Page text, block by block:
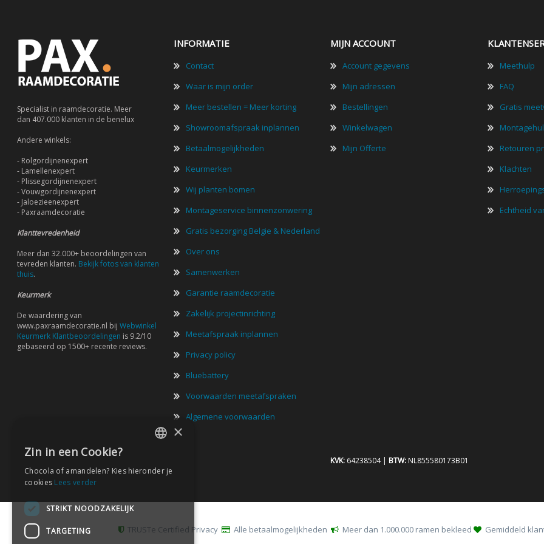
Specialist in raamdecoratie. Meer
dan 407.000 klanten in de benelux
Andere winkels:
- Rolgordijnenexpert
- Lamellenexpert
- Plissegordijnenexpert
- Vouwgordijnenexpert
- Jaloezieenexpert
- Paxraamdecoratie
Klanttevredenheid
Meer dan 32.000+ beoordelingen van
tevreden klanten. Bekijk fotos van klanten
thuis.
Keurmerk
De waardering van
www.paxraamdecoratie.nl bij Webwinkel
Keurmerk Klantbeoordelingen is 9.2/10
gebaseerd op 1500+ recente reviews.
INFORMATIE
Contact
Waar is mijn order
Meer bestellen = Meer korting
Showroomafspraak inplannen
Betaalmogelijkheden
Keurmerken
Wij planten bomen
Montageservice binnenzonwering
Gratis bezorging Belgie & Nederland
Over ons
Samenwerken
Garantie raamdecoratie
Zakelijk projectinrichting
Meetafspraak inplannen
Privacy policy
Bluebattery
Voorwaarden meetafspraken
Algemene voorwaarden
MIJN ACCOUNT
Account gegevens
Mijn adressen
Bestellingen
Winkelwagen
Mijn Offerte
Meethulp
FAQ
Gratis
Retouren
Klachten
Echtheid
KVK: 64238504 | BTW: NL855580173B01
TRUSTe Certified Privacy Alle betaalmogelijkheden Meer dan 1.000.000 ramen bekleed Gemiddeld
DUTCH
×
Zin in een Cookie?
Chocola of amandelen? Kies hieronder je
cookies Lees verder
STRIKT NOODZAKELIJK
TARGETING